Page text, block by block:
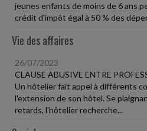
jeunes enfants de moins de 6 ans
crédit d'impôt égal à 50 % des
Vie des affaires
26/07/2023
CLAUSE ABUSIVE ENTRE
Un hôtelier fait appel à différents
l'extension de son hôtel. Se
retards, l'hôtelier recherche...